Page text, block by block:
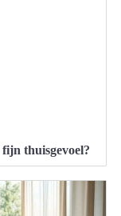
thuisgevoel?